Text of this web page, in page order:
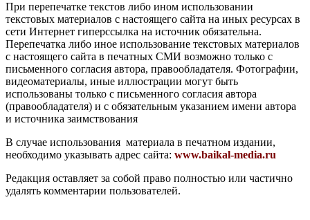
При перепечатке текстов либо ином использовании
текстовых материалов с настоящего сайта на иных ресурсах в
сети Интернет гиперссылка на источник обязательна.
Перепечатка либо иное использование текстовых материалов
с настоящего сайта в печатных СМИ возможно только с
письменного согласия автора, правообладателя. Фотографии,
видеоматериалы, иные иллюстрации могут быть
использованы только с письменного согласия автора
(правообладателя) и с обязательным указанием имени автора
и источника заимствования
В случае использования материала в печатном издании,
необходимо указывать адрес сайта: www.baikal-media.ru
Редакция оставляет за собой право полностью или частично
удалять комментарии пользователей.